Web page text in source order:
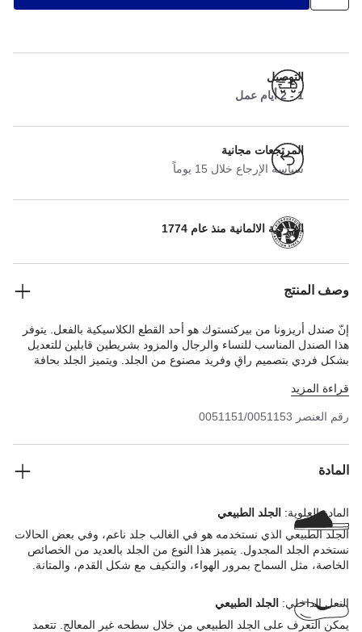
التوصيل
1 - 2 أيام عمل
المرتجعات مجانية
سياسة الإرجاع خلال 15 يوماً
الحرفية الالمانية منذ عام 1774
وصف المنتج
إنّ صندل أريزونا من بيركنستوك هو أحد القطع الكلاسيكية بالفعل. يتوفر
هذا الصندل المناسب للنساء والرجال والمزود بشريطين قابلين للتعديل
بشكل فردي بتصميم راقٍ وفريد مصنوع من الجلد. ويتميز الجلد بحافة
قراءة المزيد
رقم العنصر 0051151/0051153
المادة
المادة العلوية: الجلد الطبيعي
الجلد الطبيعي الذي نستخدمه هو في الغالب جلد ناعم، وفي بعض الحالات
نستخدم الجلد المجدول. يتميز هذا النوع من الجلد بالعديد من الخصائص
الخاصة، مثل السماح بمرور الهواء، والتكيف مع شكل القدم، والمتانة.
النعل الداخلي: الجلد الطبيعي
يمكن التعرف على الجلد الطبيعي من خلال سطحه غير المعالج. تتعمد